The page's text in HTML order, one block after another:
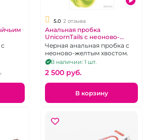
5.0 2 отзыва
Анальная пробка
UnicornTails с неоново-
желтым хвостом
Черная анальная пробка с
неоново-желтым хвостом.
В наличии: 1 шт.
2 500 pуб.
В корзину